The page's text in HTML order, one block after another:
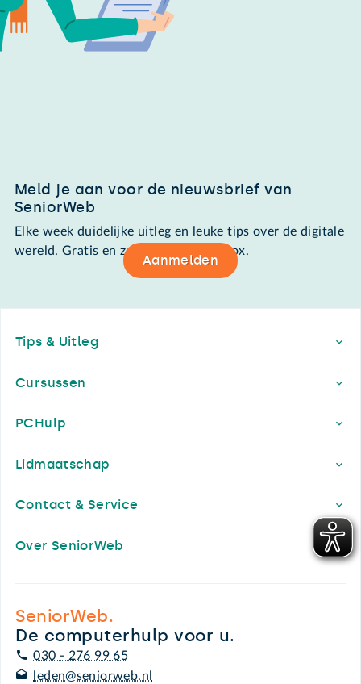
Meld je aan voor de nieuwsbrief van
SeniorWeb
Elke week duidelijke uitleg en leuke tips over de digitale
wereld. Gratis en zomaar in de mailbox.
Aanmelden
Tips & Uitleg
Cursussen
PCHulp
Lidmaatschap
Contact & Service
Over SeniorWeb
SeniorWeb.
De computerhulp voor u.
030 - 276 99 65
leden@seniorweb.nl